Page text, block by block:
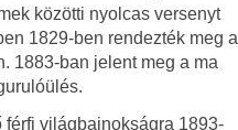
közötti nyolcas versenyt
1829-ben rendezték meg a
1883-ban jelent meg a ma
férfi világbajnokságra 1893-